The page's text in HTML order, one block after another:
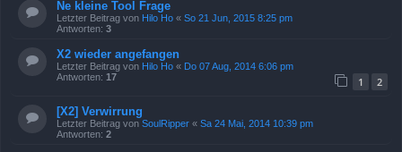
Ne kleine Tool Frage
Letzter Beitrag von Hilo Ho « So 21 Jun, 2015 8:25 pm
Antworten: 3
X2 wieder angefangen
Letzter Beitrag von Hilo Ho « Do 07 Aug, 2014 6:06 pm
Antworten: 17 1 2
[X2] Verwirrung
Letzter Beitrag von SoulRipper « Sa 24 Mai, 2014 10:39 pm
Antworten: 2